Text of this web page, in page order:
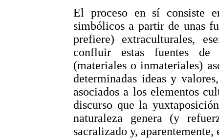
El proceso en sí consiste
simbólicos a partir de unas
prefiere) extraculturales,
confluir estas fuentes de
(materiales o inmateriales)
determinadas ideas y
asociados a los elementos
discurso que la
naturaleza genera (y
sacralizado y,